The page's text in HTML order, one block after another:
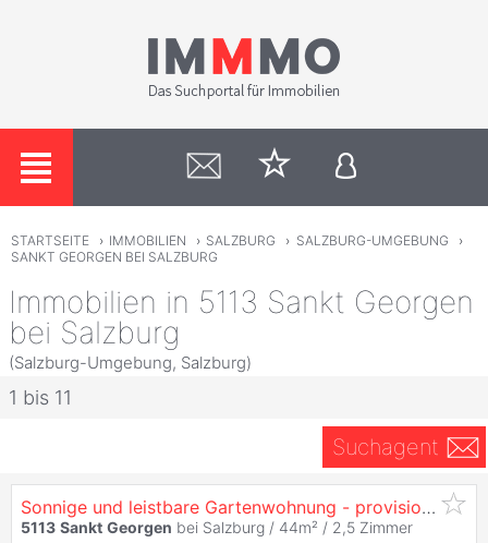
STARTSEITE › IMMOBILIEN › SALZBURG › SALZBURG-UMGEBUNG
›
SANKT GEORGEN BEI SALZBURG
Immobilien in 5113 Sankt Georgen
bei Salzburg
(Salzburg-Umgebung, Salzburg)
1 bis 11
Suchagent
Sonnige und leistbare Gartenwohnung - provisionsfrei auf www.riedersbach.com
5113 Sankt Georgen bei Salzburg / 44m² / 2,5 Zimmer